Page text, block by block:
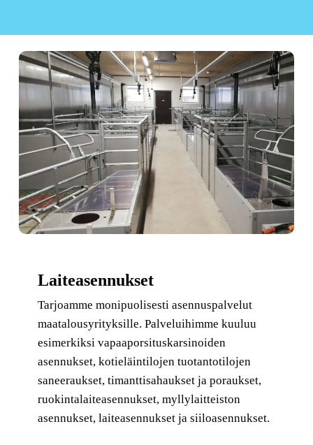
Laiteasennukset
Tarjoamme monipuolisesti asennuspalvelut
maatalousyrityksille. Palveluihimme kuuluu
esimerkiksi vapaaporsituskarsinoiden
asennukset, kotieläintilojen tuotantotilojen
saneeraukset, timanttisahaukset ja poraukset,
ruokintalaiteasennukset, myllylaitteiston
asennukset, laiteasennukset ja siiloasennukset.